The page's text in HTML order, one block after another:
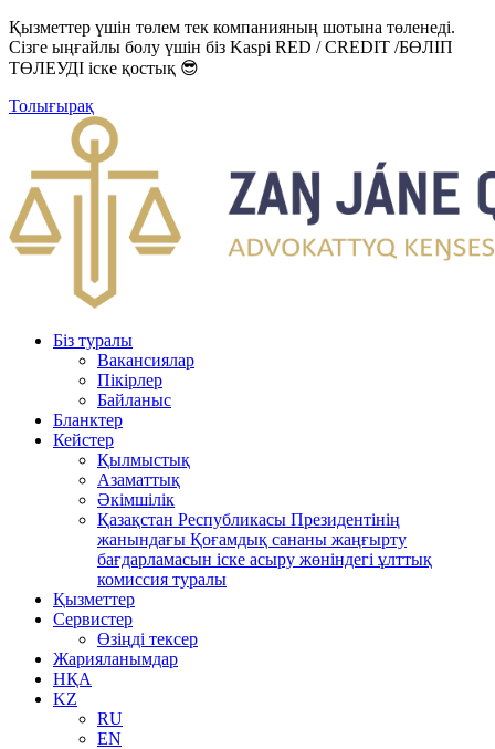
Қызметтер үшін төлем тек компанияның шотына төленеді.
Сізге ыңғайлы болу үшін біз Kaspi RED / CREDIT /БӨЛІП
ТӨЛЕУДІ іске қостық 😎
Толығырақ
Біз туралы
Вакансиялар
Пікірлер
Байланыс
Бланктер
Кейстер
Қылмыстық
Азаматтық
Әкімшілік
Қазақстан Республикасы Президентінің
жанындағы Қоғамдық сананы жаңғырту
бағдарламасын іске асыру жөніндегі ұлттық
комиссия туралы
Қызметтер
Сервистер
Өзіңді тексер
Жарияланымдар
НҚА
KZ
RU
EN